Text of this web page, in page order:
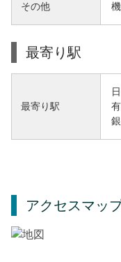
その他
最寄り駅
最寄り駅
アクセスマッ